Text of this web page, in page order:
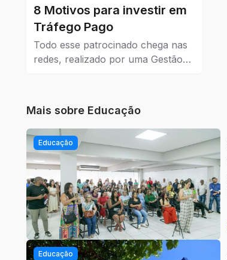
8 Motivos para investir em
Tráfego Pago
Todo esse patrocinado chega nas
redes, realizado por uma Gestão
também no marketing.
Mais sobre Educação
Educação
Educação